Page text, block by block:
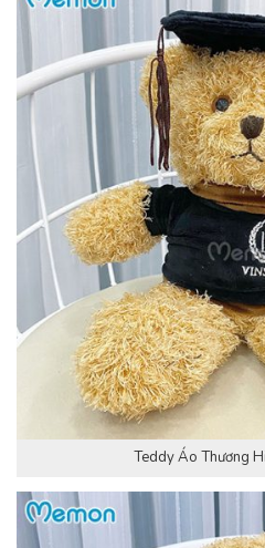
Teddy Áo Thương